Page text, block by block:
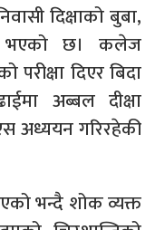
दिक्षाको बुबा,
भएको छ। कलेज
परीक्षा दिएर बिदा
अब्बल दीक्षा
अध्ययन गरिरहेकी
भन्दै शोक व्यक्त